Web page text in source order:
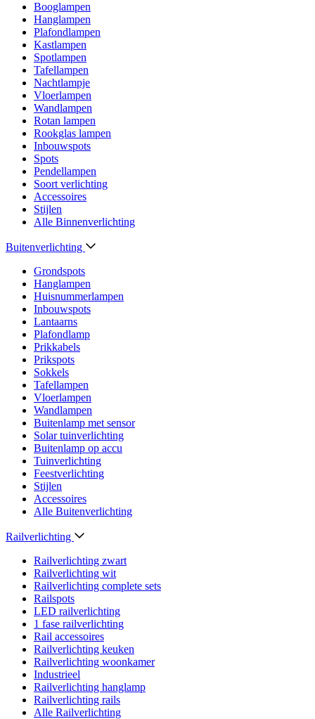
Booglampen
Hanglampen
Plafondlampen
Kastlampen
Spotlampen
Tafellampen
Nachtlampje
Vloerlampen
Wandlampen
Rotan lampen
Rookglas lampen
Inbouwspots
Spots
Pendellampen
Soort verlichting
Accessoires
Stijlen
Alle Binnenverlichting
Buitenverlichting
Grondspots
Hanglampen
Huisnummerlampen
Inbouwspots
Lantaarns
Plafondlamp
Prikkabels
Prikspots
Sokkels
Tafellampen
Vloerlampen
Wandlampen
Buitenlamp met sensor
Solar tuinverlichting
Buitenlamp op accu
Tuinverlichting
Feestverlichting
Stijlen
Accessoires
Alle Buitenverlichting
Railverlichting
Railverlichting zwart
Railverlichting wit
Railverlichting complete sets
Railspots
LED railverlichting
1 fase railverlichting
Rail accessoires
Railverlichting keuken
Railverlichting woonkamer
Industrieel
Railverlichting hanglamp
Railverlichting rails
Alle Railverlichting